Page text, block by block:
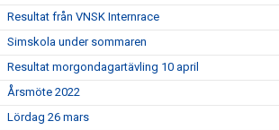
Resultat från VNSK Internrace
Simskola under sommaren
Resultat morgondagartävling 10 april
Årsmöte 2022
Lördag 26 mars